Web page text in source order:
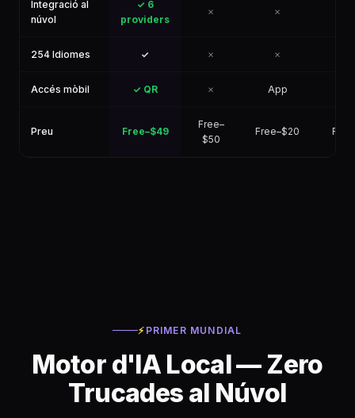
Integració al
núvol
✓ 6
providers
✗ ✗
254 Idiomes ✓ ✗ ✗
Accés mòbil ✓ QR ✗ App
Preu Free–$49
Free–
$50
Free–$20 Free
⚡ PRIMER MUNDIAL
Motor d'IA Local — Zero
Trucades al Núvol